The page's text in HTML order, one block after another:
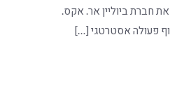
את חברת ביוליין אר. אקס.
פעולה אסטרטגי […]